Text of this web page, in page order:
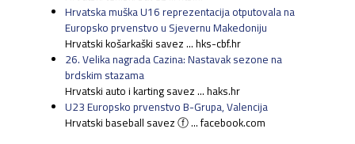
Hrvatska muška U16 reprezentacija otputovala na
Europsko prvenstvo u Sjevernu Makedoniju
Hrvatski košarkaški savez ... hks-cbf.hr
26. Velika nagrada Cazina: Nastavak sezone na
brdskim stazama
Hrvatski auto i karting savez ... haks.hr
U23 Europsko prvenstvo B-Grupa, Valencija
Hrvatski baseball savez ⓕ ... facebook.com